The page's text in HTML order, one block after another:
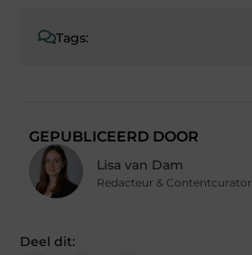
Tags:
GEPUBLICEERD DOOR
Lisa van Dam
Redacteur & Contentcurator
Deel dit: